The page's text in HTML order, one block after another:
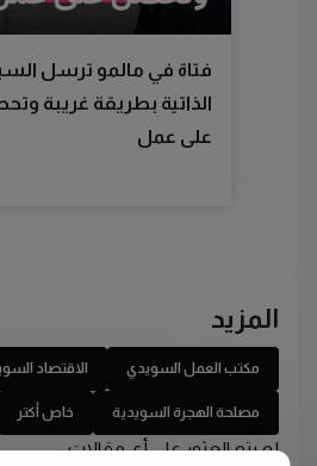
فتاة في مالمو ترسل
الذاتية بطريقة غريبة
على عمل
المزيد
مكتب العمل السويدي الاقتصاد
مصلحة الهجرة السويدية خاص أكتر
لم يتم العثور على أي مقالات